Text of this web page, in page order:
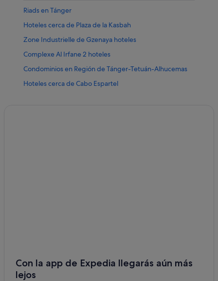
Riads en Tánger
Hoteles cerca de Plaza de la Kasbah
Zone Industrielle de Gzenaya hoteles
Complexe Al Irfane 2 hoteles
Condominios en Región de Tánger-Tetuán-Alhucemas
Hoteles cerca de Cabo Espartel
Hoteles de 4 estrellas en Medina de Tánger
B&B en Tánger
Con la app de Expedia llegarás aún más
lejos